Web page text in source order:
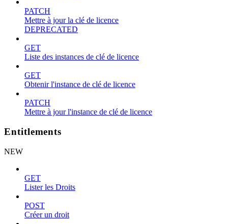
PATCH
Mettre à jour la clé de licence
DEPRECATED
GET
Liste des instances de clé de licence
GET
Obtenir l'instance de clé de licence
PATCH
Mettre à jour l'instance de clé de licence
Entitlements
NEW
GET
Lister les Droits
POST
Créer un droit